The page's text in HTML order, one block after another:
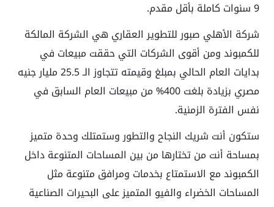
9 سنوات كاملة بأقل مقدم.
شركة الأهلي صبور للتطوير العقاري هي الشركة المالكة
للكمبوند ومن أقوى الشركات التي حققت مبيعات في
بدايات العام الحالي بمبلغ وقيمته تتجاوز الـ 25.5 مليار جنيه
مصري بزيادة بلغت 400% من مبيعات العام السابق في
نفس الفترة الزمنية.
ستكون أنت شريك النجاح والتطور وستمتلك وحدة متميز
بمساحة أنت من تختارها من بين المساحات المتنوعة داخل
الكمبوند مع الاستمتاع بخدمات ومرافق متنوعة مثل
المساحات الخضراء والفيو المتميز على البحيرات الصناعية